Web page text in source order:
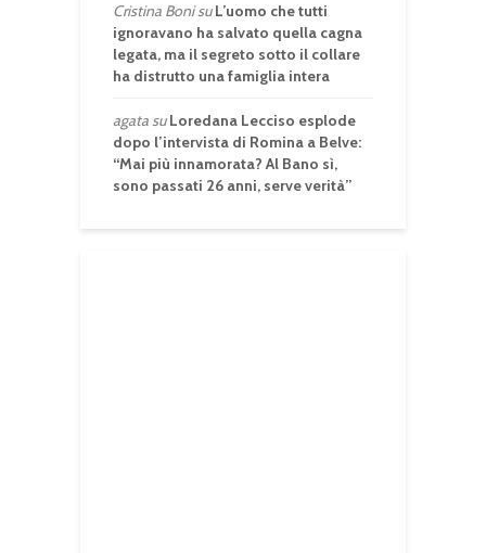
Cristina BonisuL’uomo che tutti
ignoravano ha salvato quella cagna
legata, ma il segreto sotto il collare
ha distrutto una famiglia intera
agatasuLoredana Lecciso esplode
dopo l’intervista di Romina a Belve:
“Mai più innamorata? Al Bano sì,
sono passati 26 anni, serve verità”